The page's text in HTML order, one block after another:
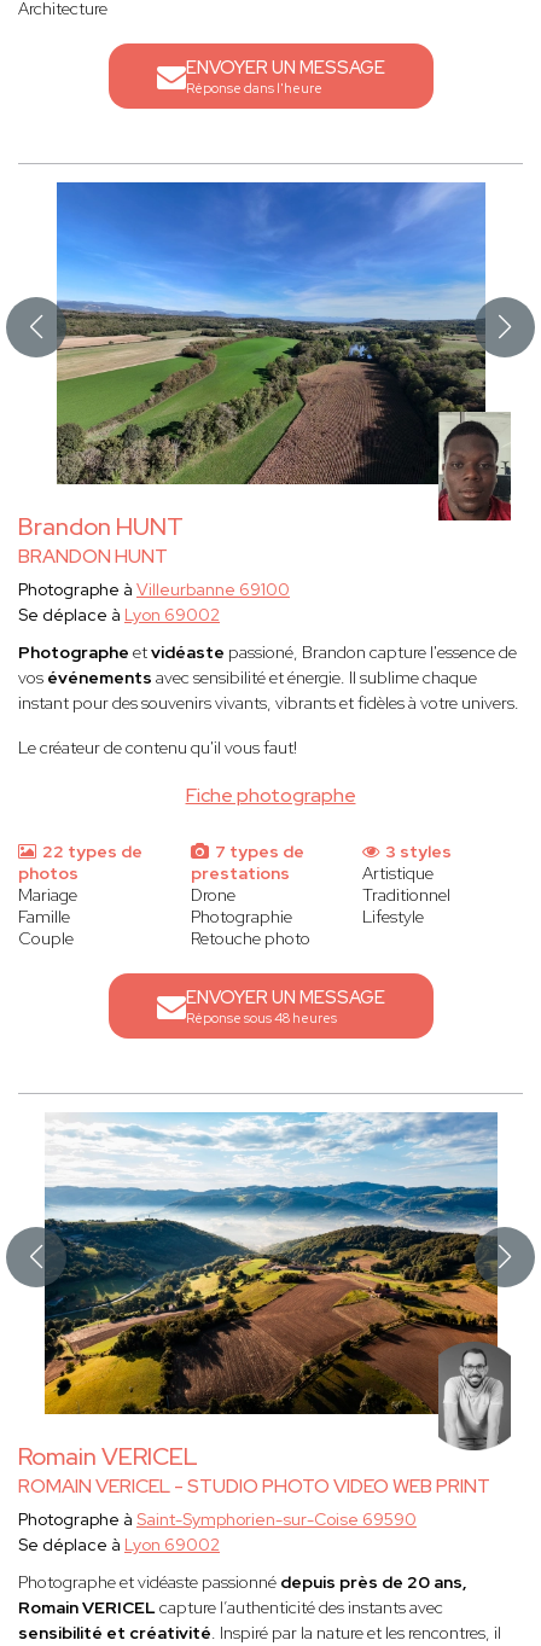
Architecture
ENVOYER UN MESSAGE
Réponse dans l'heure
Brandon HUNT
BRANDON HUNT
Fiche photographe
Photographe à Villeurbanne 69100
Se déplace à Lyon 69002
Photographe etvidéaste passioné, Brandon capture l'essence de
vos événements avec sensibilité et énergie. Il sublime chaque
instant pour des souvenirs vivants, vibrants et fidèles à votre univers.
Le créateur de contenu qu'il vous faut!
22 types de
photos
Mariage
Famille
Couple
7 types de
prestations
Drone
Photographie
Retouche photo
3 styles
Artistique
Traditionnel
Lifestyle
ENVOYER UN MESSAGE
Réponse sous 48 heures
Romain VERICEL
ROMAIN VERICEL - STUDIO PHOTO VIDEO WEB PRINT
Photographe à Saint-Symphorien-sur-Coise 69590
Se déplace à Lyon 69002
Photographe et vidéaste passionné depuis près de 20 ans,
Romain VERICELcapture l’authenticité des instants avec
sensibilité et créativité. Inspiré par la nature et les rencontres, il